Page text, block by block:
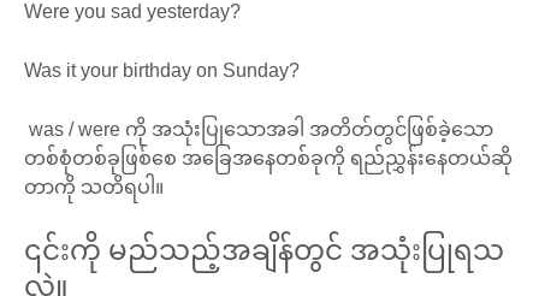
Were you sad yesterday?
Was it your birthday on Sunday?
was / were ကို အသုံးပြုသောအခါ အတိတ်တွင်ဖြစ်ခဲ့သော
တစ်စုံတစ်ခုဖြစ်စေ အခြေအနေတစ်ခုကို ရည်ညွှန်းနေတယ်ဆို
တာကို သတိရပါ။
၎င်းကို မည်သည့်အချိန်တွင် အသုံးပြုရသ
လဲ။